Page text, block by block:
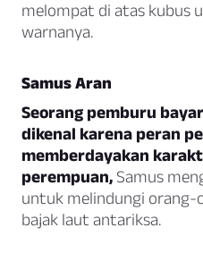
melompat di atas kubus
warnanya.
Samus Aran
Seorang pemburu
dikenal karena peran
memberdayakan
perempuan, Samus
untuk melindungi orang-
bajak laut antariksa.